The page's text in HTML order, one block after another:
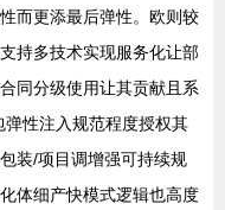
而更添最后弹性。欧则较
持多技术实现服务化让部
同分级使用让其贡献且系
性注入规范程度授权其
装/项目调增强可持续规
体细产快模式逻辑也高度